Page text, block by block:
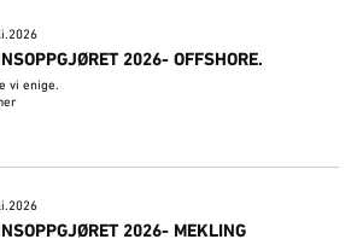
2026- OFFSHORE.
vi enige.
2026- MEKLING